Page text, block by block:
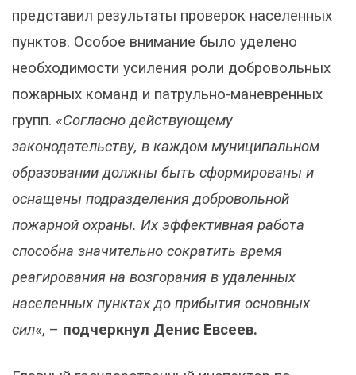
представил результаты проверок населенных
пунктов. Особое внимание было уделено
необходимости усиления роли добровольных
пожарных команд и патрульно-маневренных
групп. «Согласно действующему
законодательству, в каждом муниципальном
образовании должны быть сформированы и
оснащены подразделения добровольной
пожарной охраны. Их эффективная работа
способна значительно сократить время
реагирования на возгорания в удаленных
населенных пунктах до прибытия основных
сил«, – подчеркнул Денис Евсеев.